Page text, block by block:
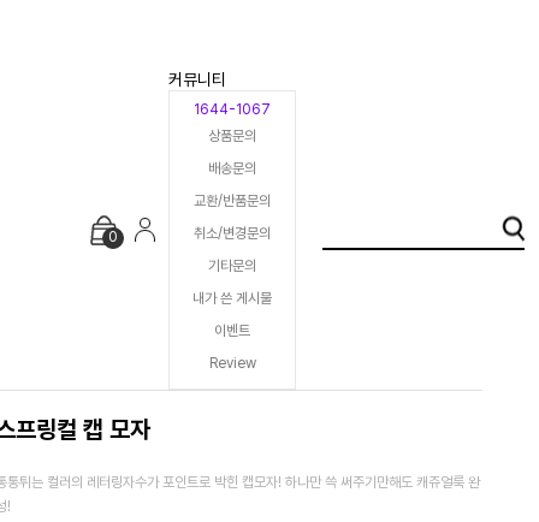
0
커뮤니티
1644-1067
상품문의
배송문의
교환/반품문의
취소/변경문의
기타문의
내가 쓴 게시물
이벤트
Review
프링컬 캡 모자
통튀는 컬러의 레터링자수가 포인트로 박힌 캡모자! 하나만 쓱 써주기만해도 캐쥬얼룩 완
!